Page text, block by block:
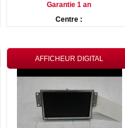
Garantie 1 an
Centre :
AFFICHEUR DIGITAL